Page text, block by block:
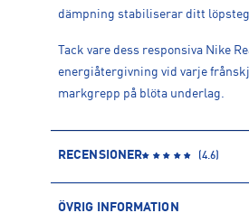
dämpning stabiliserar ditt
Tack vare dess responsiva Nike
energiåtergivning vid varje
markgrepp på blöta underlag.
RECENSIONER (4.6)
ÖVRIG INFORMATION